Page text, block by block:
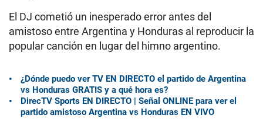
El DJ cometió un inesperado error antes del
amistoso entre Argentina y Honduras al reproducir la
popular canción en lugar del himno argentino.
¿Dónde puedo ver TV EN DIRECTO el partido de Argentina
vs Honduras GRATIS y a qué hora es?
DirecTV Sports EN DIRECTO | Señal ONLINE para ver el
partido amistoso Argentina vs Honduras EN VIVO